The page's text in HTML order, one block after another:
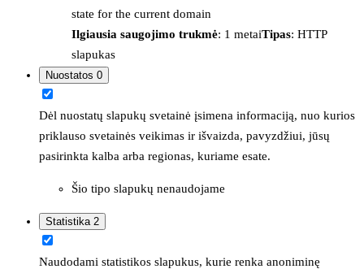
state for the current domain
Ilgiausia saugojimo trukmė: 1 metaiTipas: HTTP
slapukas
Nuostatos 0
Dėl nuostatų slapukų svetainė įsimena informaciją, nuo kurios
priklauso svetainės veikimas ir išvaizda, pavyzdžiui, jūsų
pasirinkta kalba arba regionas, kuriame esate.
Šio tipo slapukų nenaudojame
Statistika 2
Naudodami statistikos slapukus, kurie renka anoniminę